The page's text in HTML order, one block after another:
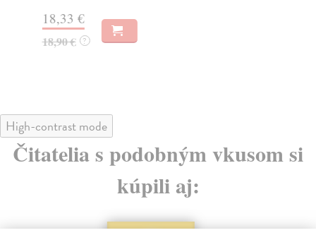
18,33 €
18,90 € ?
High-contrast mode
Čitatelia s podobným vkusom si
kúpili aj: